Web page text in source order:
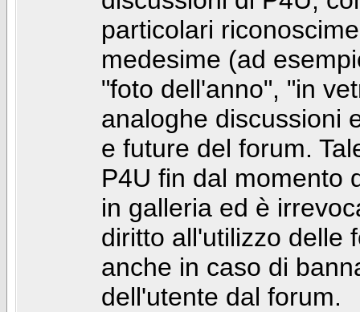
particolari
medesime (ad
"foto dell'anno", "in
analoghe discussioni
e future del forum.
P4U fin dal momento
in galleria ed è
diritto all'utilizzo delle
anche in caso di
dell'utente dal forum.